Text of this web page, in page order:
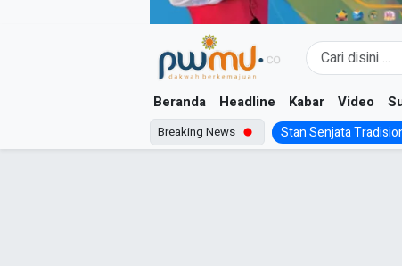
Beranda Headline Kabar Video
Breaking News Stan Senjata